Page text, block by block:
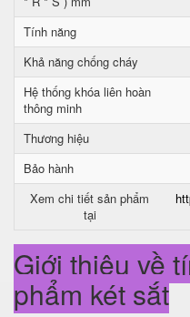
Tính năng
Khả năng chống cháy
Hệ thống khóa liên hoàn
thông minh
Thương hiệu
Bảo hành
Xem chi tiết sản phẩm
tại
Giới thiệu về
phẩm két sắt